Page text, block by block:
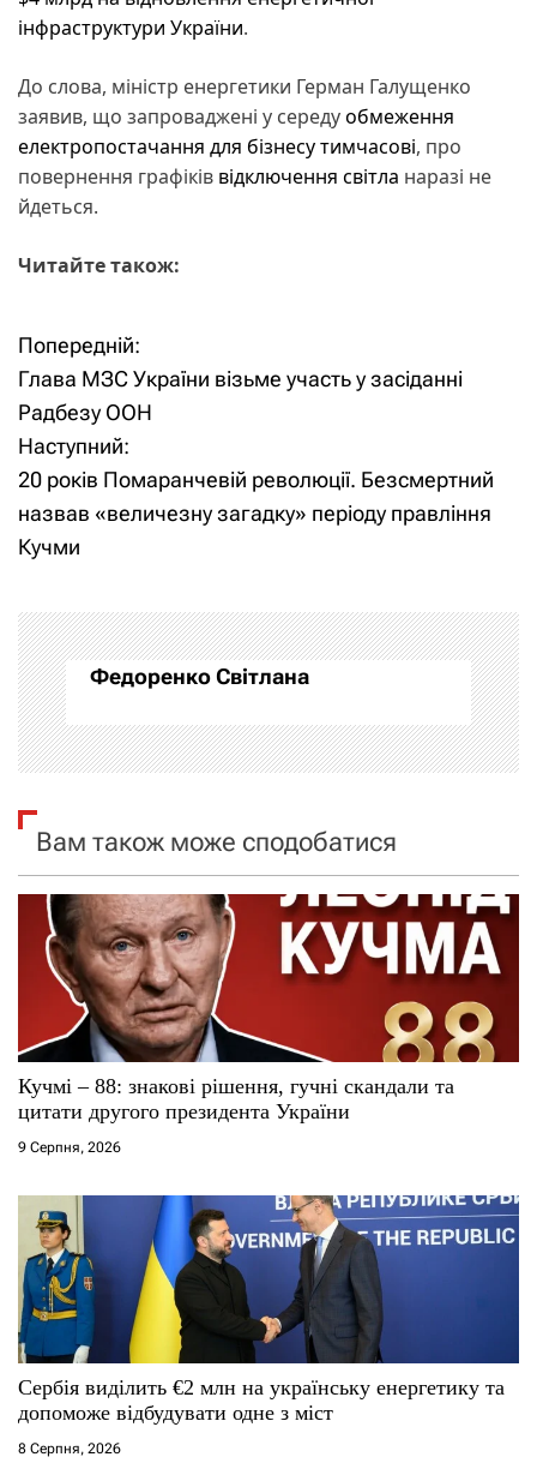
інфраструктури України.
До слова, міністр енергетики Герман Галущенко
заявив, що запроваджені у середуобмеження
електропостачання для бізнесу тимчасові, про
повернення графіків відключення світла наразі не
йдеться.
Читайте також:
Н
а
в
і
г
а
ц
і
я
з
а
і
в
Попередній:
Глава МЗС України візьме участь у засіданні
Радбезу ООН
Наступний:
20 років Помаранчевій революції. Безсмертний
назвав «величезну загадку» періоду правління
Кучми
Федоренко Світлана
Вам також може сподобатися
Кучмі – 88: знакові рішення, гучні скандали та
цитати другого президента України
9 Серпня, 2026
Сербія виділить €2 млн на українську енергетику та
допоможе відбудувати одне з міст
8 Серпня, 2026